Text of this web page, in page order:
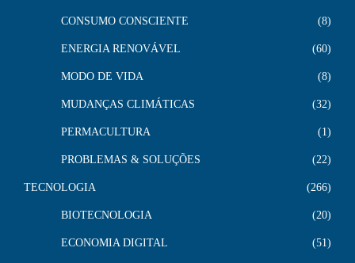
CONSUMO CONSCIENTE 8
ENERGIA RENOVÁVEL 60
MODO DE VIDA 8
MUDANÇAS CLIMÁTICAS 32
PERMACULTURA 1
PROBLEMAS & SOLUÇÕES 22
TECNOLOGIA 266
BIOTECNOLOGIA 20
ECONOMIA DIGITAL 51